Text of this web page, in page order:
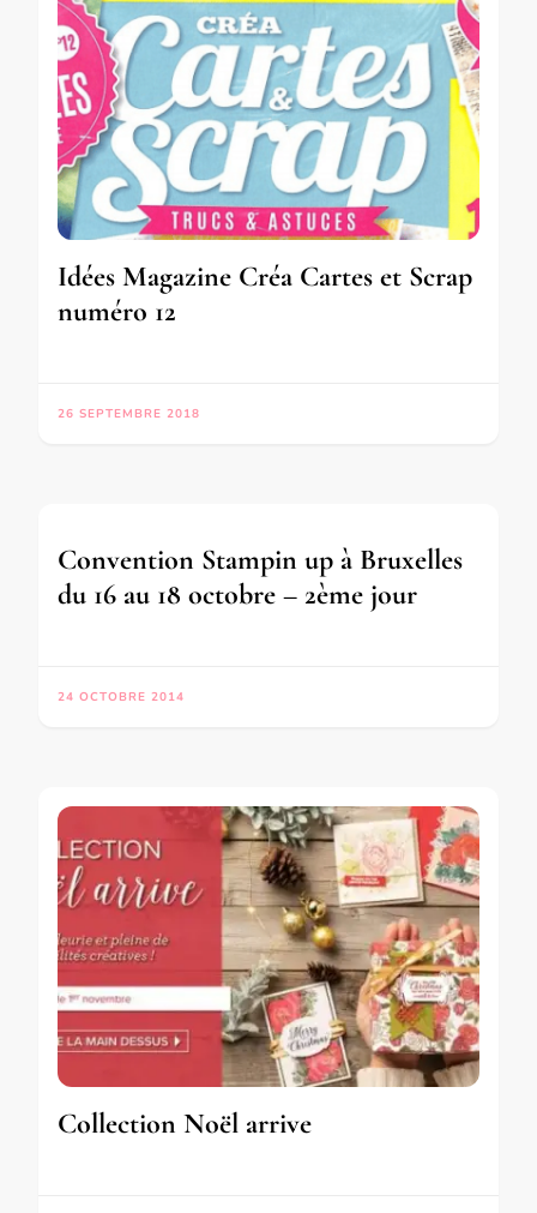
Idées Magazine Créa Cartes et Scrap
numéro 12
26 SEPTEMBRE 2018
Convention Stampin up à Bruxelles
du 16 au 18 octobre – 2ème jour
24 OCTOBRE 2014
Collection Noël arrive